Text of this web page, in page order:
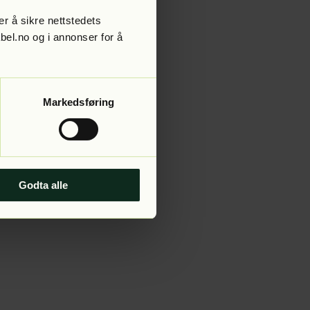
å sikre nettstedets
og i annonser for å
Markedsføring
Godta alle